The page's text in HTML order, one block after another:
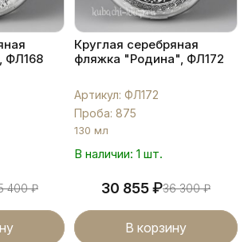
ФЛ168
400₽
Круглая серебряная
фляжка "Родина", ФЛ172
Артикул: ФЛ172
Проба: 875
130 мл
В наличии: 1 шт.
30 855₽36 300₽
В корзину